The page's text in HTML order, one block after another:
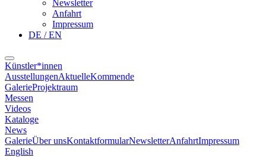
Newsletter
Anfahrt
Impressum
DE / EN
Künstler*innen
AusstellungenAktuelleKommende
GalerieProjektraum
Messen
Videos
Kataloge
News
GalerieÜber unsKontaktformularNewsletterAnfahrtImpressum
English